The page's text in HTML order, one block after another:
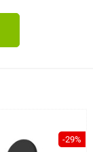
-29%